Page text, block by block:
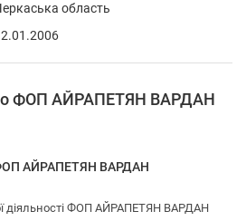
область
ФОП АЙРАПЕТЯН ВАРДАН
АЙРАПЕТЯН ВАРДАН
діяльності ФОП АЙРАПЕТЯН ВАРДАН